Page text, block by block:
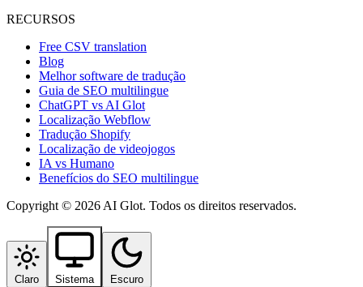
RECURSOS
Free CSV translation
Blog
Melhor software de tradução
Guia de SEO multilingue
ChatGPT vs AI Glot
Localização Webflow
Tradução Shopify
Localização de videojogos
IA vs Humano
Benefícios do SEO multilingue
Copyright © 2026 AI Glot. Todos os direitos reservados.
Claro Sistema Escuro